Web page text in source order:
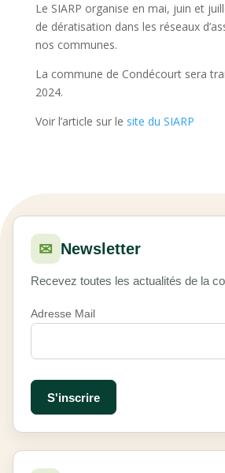
Le SIARP organise en mai, juin et
de dératisation dans les réseaux
nos communes.
La commune de Condécourt sera
2024.
Voir l’article sur le site du SIARP
✉ Newsletter
Recevez toutes les actualités de la
Adresse Mail